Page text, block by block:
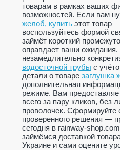
товарам в рамках ваших
возможностей. Если вам
желоб, купитьэтот товар
воспользуйтесь формой
займёт короткий
оправдает ваши
незамедлительно
водосточной трубы с
детали о товаре заглушка
дополнительная
режиме. Вам
всего за пару кликов, без
проволочек. Сформируйте
проверенного решения —
сегодня в rainway-
займёмся доставкой
Украине и сами оцените